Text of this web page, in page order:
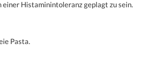
einer Histaminintoleranz geplagt zu sein.
Pasta.